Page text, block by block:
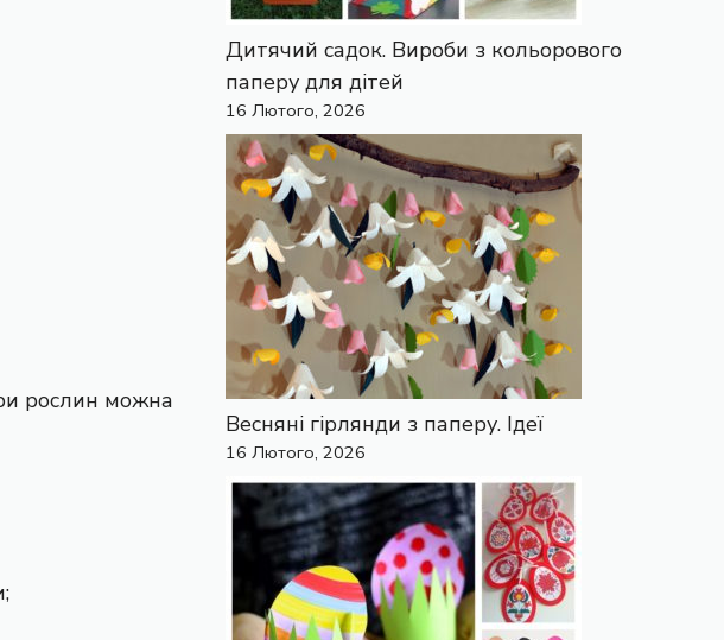
рослин можна
Дитячий садок. Вироби з кольорового
паперу для дітей
16 Лютого, 2026
Весняні гірлянди з паперу. Ідеї
16 Лютого, 2026